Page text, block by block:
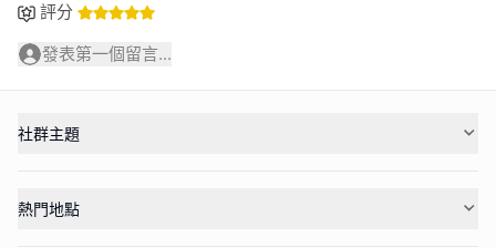
評分
發表第一個留言...
社群主題
熱門地點